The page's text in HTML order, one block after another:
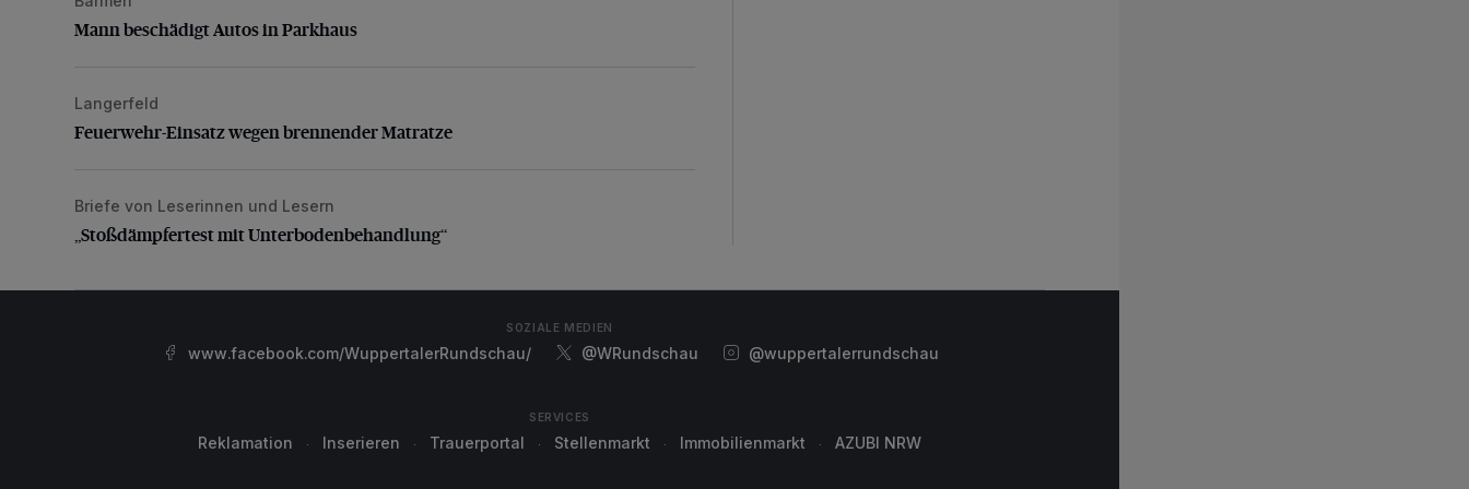
Mann beschädigt Autos in Parkhaus
Feuerwehr-Einsatz wegen brennender Matratze
Langerfeld
Feuerwehr-Einsatz wegen brennender Matratze
„Stoßdämpfertest mit Unterbodenbehandlung“
Briefe von Leserinnen und Lesern
„Stoßdämpfertest mit Unterbodenbehandlung“
SOZIALE MEDIEN
www.facebook.com/WuppertalerRundschau/ @WRundschau @wuppertalerrundschau
SERVICES
Reklamation Inserieren Trauerportal Stellenmarkt Immobilienmarkt AZUBI NRW